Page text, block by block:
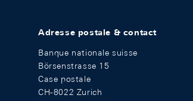
Adresse postale & contact
Banque nationale suisse
Börsenstrasse 15
Case postale
CH-8022 Zurich